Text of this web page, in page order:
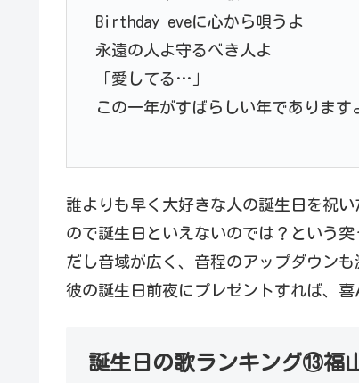
Birthday eveに心から唄うよ
永遠の人よ守るべき人よ
「愛してる…」
この一年がすばらしい年であります
誰よりも早く大好きな人の誕生日を祝
ので誕生日といえないのでは？という
だし音域が広く、音程のアップダウン
彼の誕生日前夜にプレゼントすれば、喜
誕生日の歌ランキング⑬福